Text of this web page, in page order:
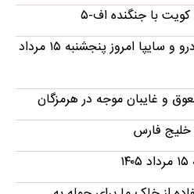
با جنگنده اف-۵
قیمت محصولات ایران‌خودرو و سایپا امروز پنجشنبه ۱۵ مرداد
و غایبان موجه در هرمزگان
خلیج فارس